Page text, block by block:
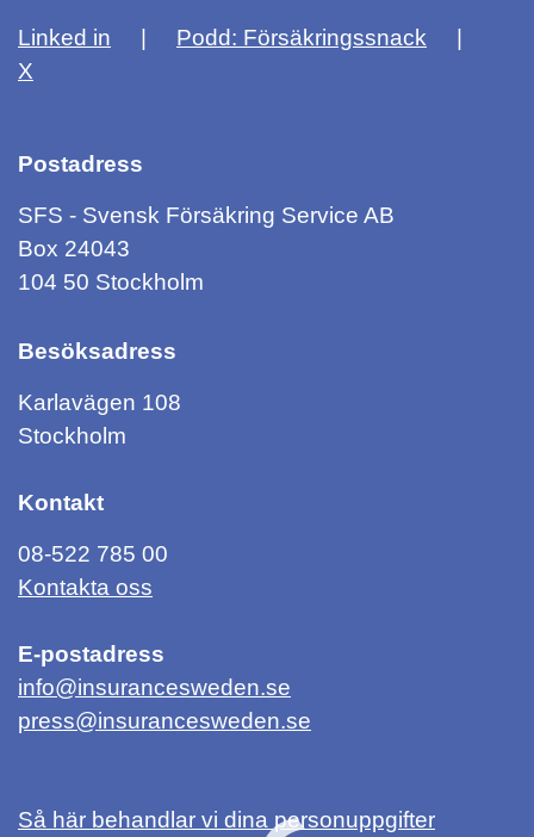
Linked in
Podd: Försäkringssnack
X
Postadress
SFS - Svensk Försäkring Service AB
Box 24043
104 50 Stockholm
Besöksadress
Karlavägen 108
Stockholm
Kontakt
08-522 785 00
Kontakta oss
E-postadress
info@insurancesweden.se
press@insurancesweden.se
Så här behandlar vi dina personuppgifter